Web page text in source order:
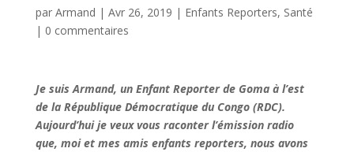
par Armand | Avr 26, 2019 | Enfants Reporters, Santé
| 0 commentaires
Je suis Armand, un Enfant Reporter de Goma à l’est
de la République Démocratique du Congo (RDC).
Aujourd’hui je veux vous raconter l’émission radio
que, moi et mes amis enfants reporters, nous avons